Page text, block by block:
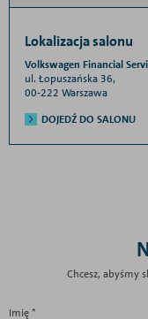
Lokalizacja salonu
Volkswagen Financial
ul. Łopuszańska 36,
00-222 Warszawa
DOJEDŹ DO SALONU
Chcesz, abyśmy
Imię *